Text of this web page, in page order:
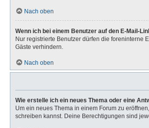
Nach oben
Wenn ich bei einem Benutzer auf den E-Mail-
Nur registrierte Benutzer dürfen die foreninterne
Gäste verhindern.
Nach oben
Wie erstelle ich ein neues Thema oder eine
Um ein neues Thema in einem Forum zu
schreiben kannst. Deine Berechtigungen sind